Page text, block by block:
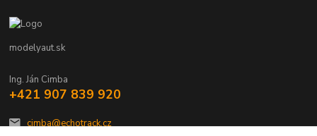
modelyaut.sk
Ing. Ján Cimba
+421 907 839 920
cimba@echotrack.cz